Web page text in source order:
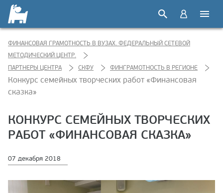
ФИНАНСОВАЯ ГРАМОТНОСТЬ В ВУЗАХ. ФЕДЕРАЛЬНЫЙ СЕТЕВОЙ
МЕТОДИЧЕСКИЙ ЦЕНТР.
ПАРТНЕРЫ ЦЕНТРА
СКФУ ФИНГРАМОТНОСТЬ В РЕГИОНЕ
Конкурс семейных творческих работ «Финансовая
сказка»
КОНКУРС СЕМЕЙНЫХ ТВОРЧЕСКИХ
РАБОТ «ФИНАНСОВАЯ СКАЗКА»
07 декабря 2018